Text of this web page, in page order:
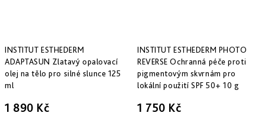
INSTITUT ESTHEDERM
ADAPTASUN Zlatavý opalovací
olej na tělo pro silné slunce 125
ml
1 890 Kč
INSTITUT ESTHEDERM PHOTO
REVERSE Ochranná péče proti
pigmentovým skvrnám pro
lokální použití SPF 50+ 10 g
1 750 Kč